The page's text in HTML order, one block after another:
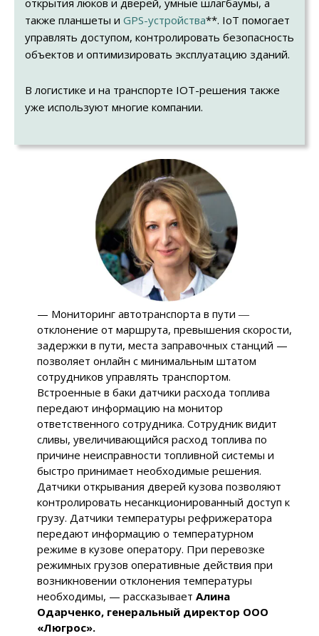
открытия люков и дверей, умные шлагбаумы, а
также планшеты и GPS-устройства**. IoT помогает
управлять доступом, контролировать безопасность
объектов и оптимизировать эксплуатацию зданий.
В логистике и на транспорте IOT-решения также
уже используют многие компании.
— Мониторинг автотранспорта в пути ―
отклонение от маршрута, превышения скорости,
задержки в пути, места заправочных станций —
позволяет онлайн с минимальным штатом
сотрудников управлять транспортом.
Встроенные в баки датчики расхода топлива
передают информацию на монитор
ответственного сотрудника. Сотрудник видит
сливы, увеличивающийся расход топлива по
причине неисправности топливной системы и
быстро принимает необходимые решения.
Датчики открывания дверей кузова позволяют
контролировать несанкционированный доступ к
грузу. Датчики температуры рефрижератора
передают информацию о температурном
режиме в кузове оператору. При перевозке
режимных грузов оперативные действия при
возникновении отклонения температуры
необходимы, — рассказывает Алина
Одарченко, генеральный директор ООО
«Люгрос».